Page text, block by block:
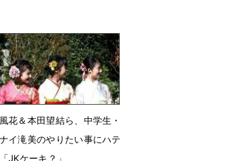
花＆本田望結ら、中学生・
イ滝美のやりたい事にハテ
JKケーキ？」